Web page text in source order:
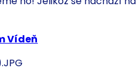
Vídeň